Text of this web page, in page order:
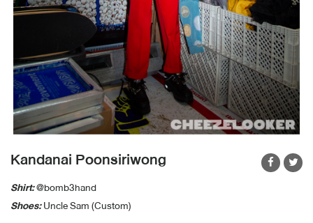
Kandanai Poonsiriwong
Shirt:@bomb3hand
Shoes:Uncle Sam (Custom)